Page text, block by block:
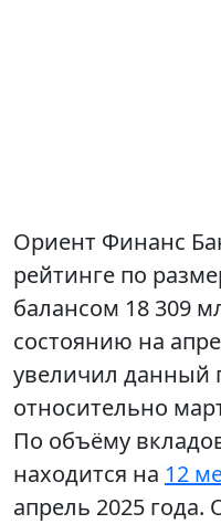
Ориент Финанс
рейтинге по
балансом 18 309
состоянию на
увеличил данный
относительно
По объёму
находится на 12
апрель 2025